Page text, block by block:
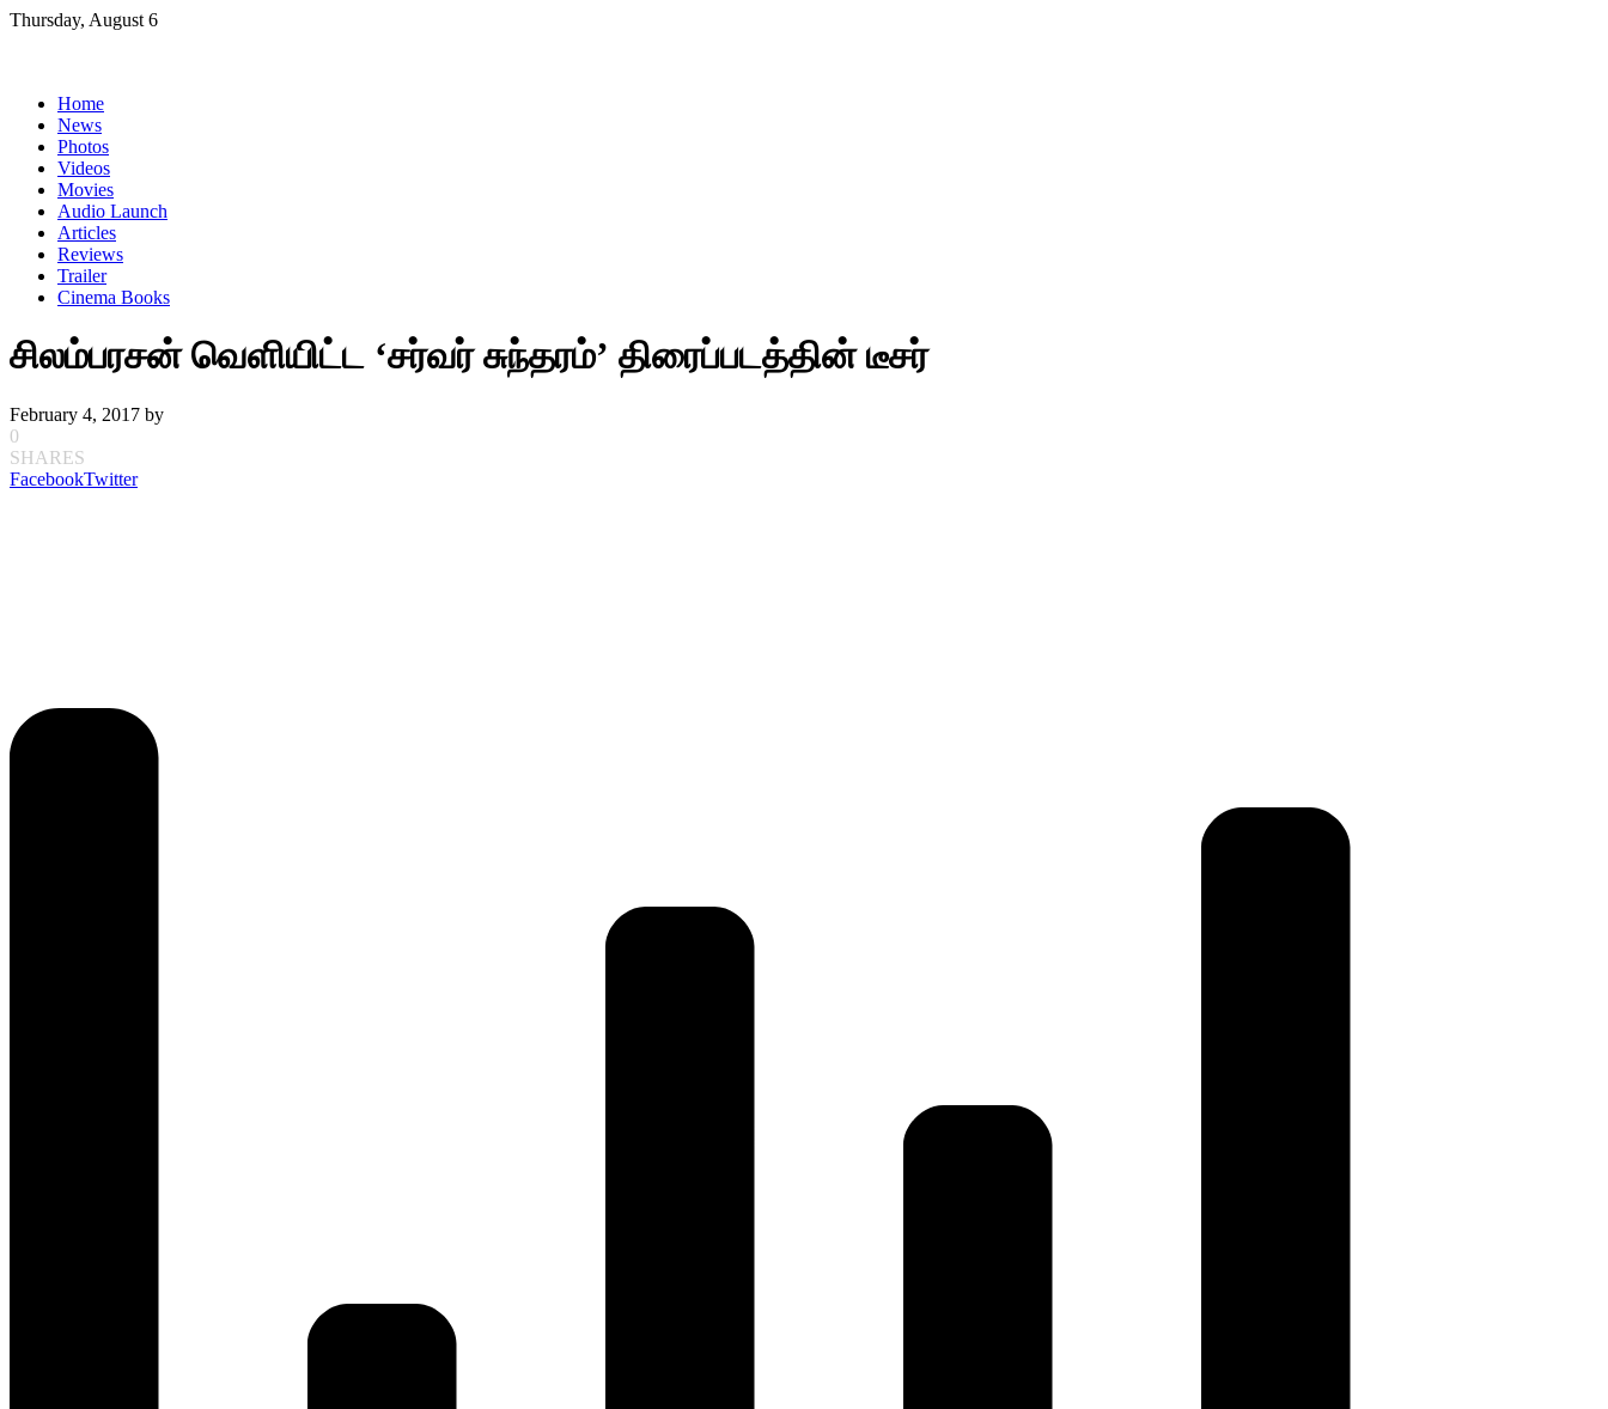
Skip
Thursday, August 6
Home
News
Photos
Videos
Movies
Audio Launch
Articles
Reviews
Trailer
Cinema Books
சிலம்பரசன் வெளியிட்ட ‘சர்வர் சுந்தரம்’ திரைப்படத்தின் டீசர்
February 4, 2017 by
0
SHARES
FacebookTwitter